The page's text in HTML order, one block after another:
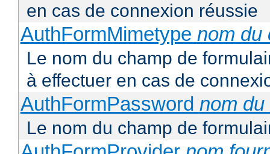
en cas de connexion réussie
AuthFormMimetype nom du
Le nom du champ de
à effectuer en cas de
AuthFormPassword nom
Le nom du champ de